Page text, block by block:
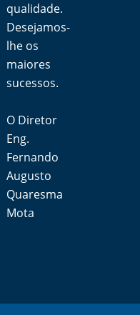
qualidade.
Desejamos-
lhe os
maiores
sucessos.
O Diretor
Eng.
Fernando
Augusto
Quaresma
Mota